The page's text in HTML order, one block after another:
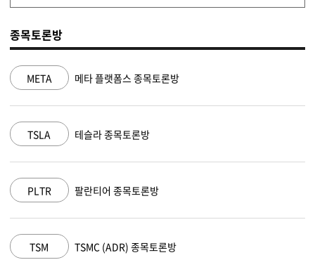
종목토론방
META 메타 플랫폼스 종목토론방
TSLA 테슬라 종목토론방
PLTR 팔란티어 종목토론방
TSM TSMC (ADR) 종목토론방